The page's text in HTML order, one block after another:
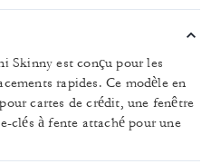
Skinny est conçu pour les
rapides. Ce modèle en
cartes de crédit, une fenêtre
clés à fente attaché pour une